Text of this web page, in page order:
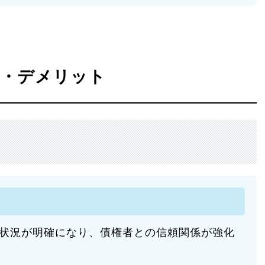
デメリット
況が明確になり、債権者との信頼関係が強化